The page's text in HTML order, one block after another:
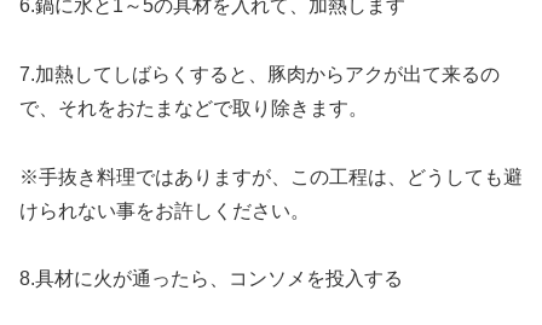
6.鍋に水と1～5の具材を入れて、加熱します
7.加熱してしばらくすると、豚肉からアクが出て来るの
で、それをおたまなどで取り除きます。
※手抜き料理ではありますが、この工程は、どうしても避
けられない事をお許しください。
8.具材に火が通ったら、コンソメを投入する